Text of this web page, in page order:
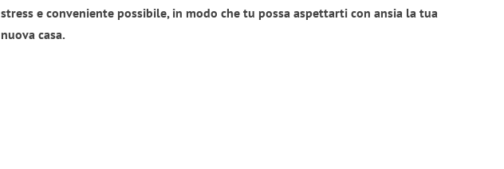
stress e conveniente possibile, in modo che tu possa aspettarti con ansia la tua
nuova casa.